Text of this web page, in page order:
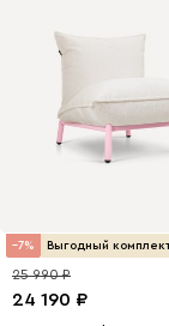
7 Выгодный
24 190
25 990